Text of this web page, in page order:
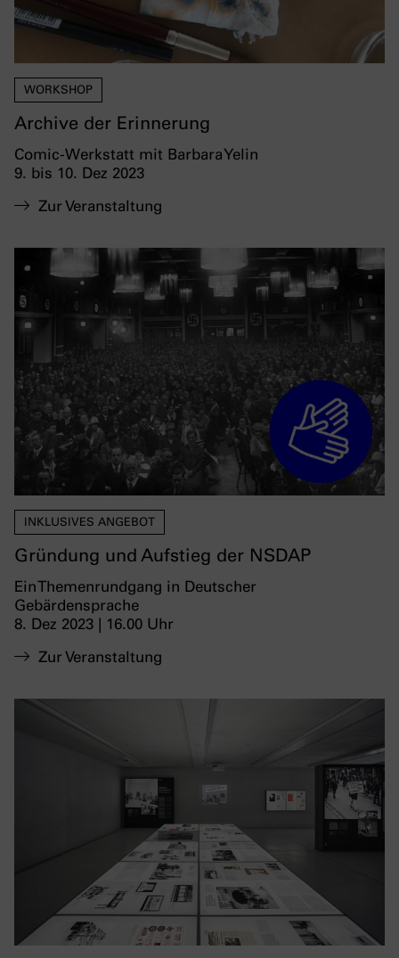
WORKSHOP
Archive der Erinnerung
Comic-Werkstatt mit Barbara Yelin
9. bis 10. Dez 2023
Zur Veranstaltung
INKLUSIVES ANGEBOT
Gründung und Aufstieg der NSDAP
Ein Themenrundgang in Deutscher
Gebärdensprache
8. Dez 2023 | 16.00 Uhr
Zur Veranstaltung